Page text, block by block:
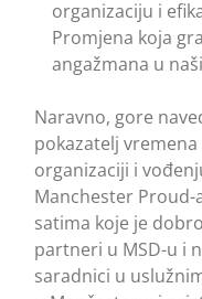
organizaciju i
Promjena koja
angažmana u
Naravno, gore
pokazatelj
organizaciji i
Manchester
satima koje je
partneri u MSD-u i
saradnici u